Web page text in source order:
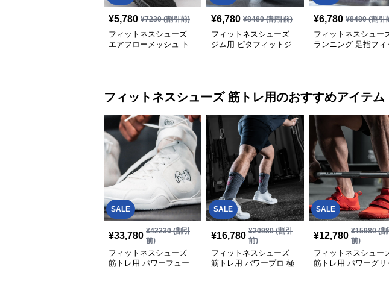
¥5,780 ¥7230(割引前)
フィットネスシューズ
エアフローメッシュ ト
¥6,780 ¥8480(割引前)
フィットネスシューズ
ジム用 ピタフィットジ
¥6,780 ¥8480(割引
フィットネスシュー
ランニング 足指フィ
フィットネスシューズ 筋トレ用のおすすめアイテム
SALE
¥33,780 ¥42230(割引
前)
フィットネスシューズ
筋トレ用 パワーフュー
SALE
¥16,780 ¥20980(割引
前)
フィットネスシューズ
筋トレ用 パワープロ 極
SALE
¥12,780 ¥15980(割
前)
フィットネスシュー
筋トレ用 パワーグリ